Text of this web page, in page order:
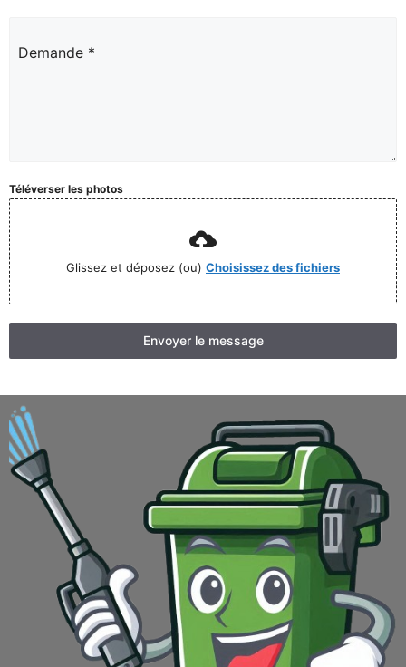
Demande *
Téléverser les photos
Glissez et déposez (ou) Choisissez des fichiers
Envoyer le message